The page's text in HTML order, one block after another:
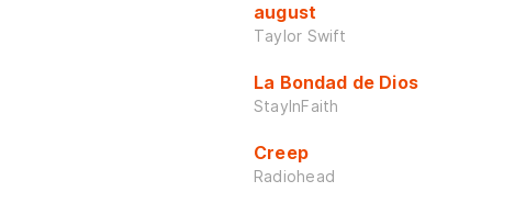
august
Taylor Swift
La Bondad de Dios
StayInFaith
Creep
Radiohead